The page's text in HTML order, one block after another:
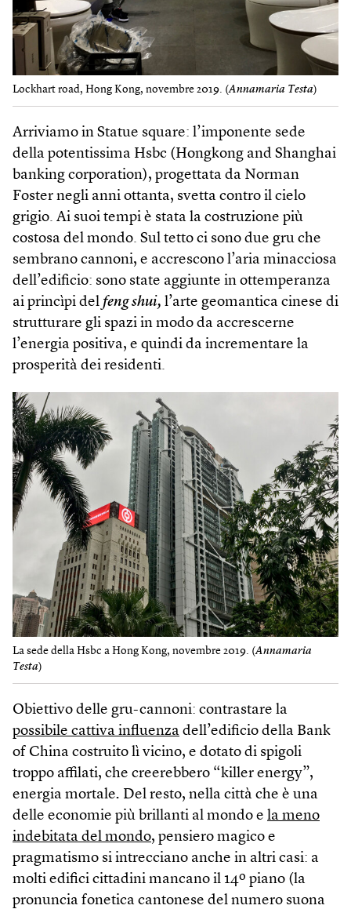
Lockhart road, Hong Kong, novembre 2019. (Annamaria Testa)
Arriviamo in Statue square: l’imponente sede
della potentissima Hsbc (Hongkong and Shanghai
banking corporation), progettata da Norman
Foster negli anni ottanta, svetta contro il cielo
grigio. Ai suoi tempi è stata la costruzione più
costosa del mondo. Sul tetto ci sono due gru che
sembrano cannoni, e accrescono l’aria minacciosa
dell’edificio: sono state aggiunte in ottemperanza
ai princìpi del feng shui, l’arte geomantica cinese di
strutturare gli spazi in modo da accrescerne
l’energia positiva, e quindi da incrementare la
prosperità dei residenti.
La sede della Hsbc a Hong Kong, novembre 2019. (Annamaria
Testa)
Obiettivo delle gru-cannoni: contrastare la
possibile cattiva influenza dell’edificio della Bank
of China costruito lì vicino, e dotato di spigoli
troppo affilati, che creerebbero “killer energy”,
energia mortale. Del resto, nella città che è una
delle economie più brillanti al mondo e la meno
indebitata del mondo, pensiero magico e
pragmatismo si intrecciano anche in altri casi: a
molti edifici cittadini mancano il 14º piano (la
pronuncia fonetica cantonese del numero suona